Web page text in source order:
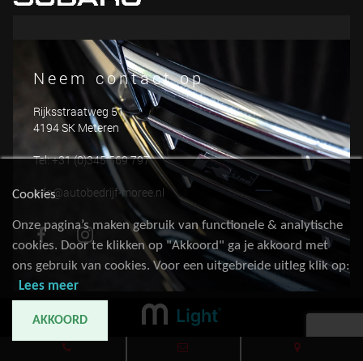
Neem contact op
Rijksstraatweg 51
4194 SK Meteren
Tel: +31 (0)345 569 797
info@autobedrijf-moree.nl
Cookies
Onze pagina’s maken gebruik van functionele & analytische
cookies. Door te klikken op "Akkoord" ga je akkoord met
ons gebruik van cookies. Voor een uitgebreide uitleg klik op:
Lees meer
AKKOORD